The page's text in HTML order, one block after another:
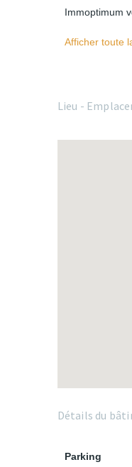
Immoptimum
inclus dans le
- Hôpital Bel-
- Gare à 20
limitée dans le
Que vous
Afficher toute
Lieu -
Détails du
Parking